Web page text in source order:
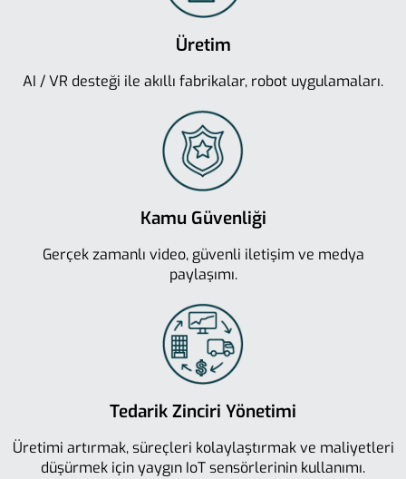
Üretim
AI / VR desteği ile akıllı fabrikalar, robot uygulamaları.
Kamu Güvenliği
Gerçek zamanlı video, güvenli iletişim ve medya
paylaşımı.
Tedarik Zinciri Yönetimi
Üretimi artırmak, süreçleri kolaylaştırmak ve maliyetleri
düşürmek için yaygın IoT sensörlerinin kullanımı.